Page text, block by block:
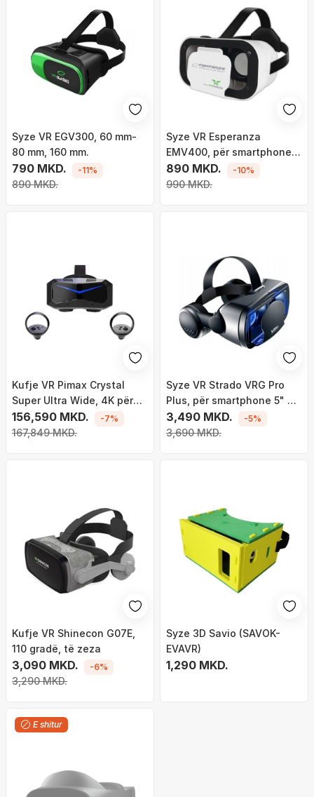
Syze VR EGV300, 60 mm-
80 mm, 160 mm.
790 MKD.
890 MKD.
-11%
Syze VR Esperanza
EMV400, për smartphone
4.7" 6", rregullim lente, të
zeza
890 MKD.
990 MKD.
-10%
Kufje VR Pimax Crystal
Super Ultra Wide, 4K për
sy, QLED, e zezë
156,590 MKD.
167,849 MKD.
-7%
Syze VR Strado VRG Pro
Plus, për smartphone 5" 7",
kënd shikimi 120°, të zeza
3,490 MKD.
3,690 MKD.
-5%
Kufje VR Shinecon G07E,
110 gradë, të zeza
3,090 MKD.
3,290 MKD.
-6%
Syze 3D Savio (SAVOK-
EVAVR)
1,290 MKD.
E shitur